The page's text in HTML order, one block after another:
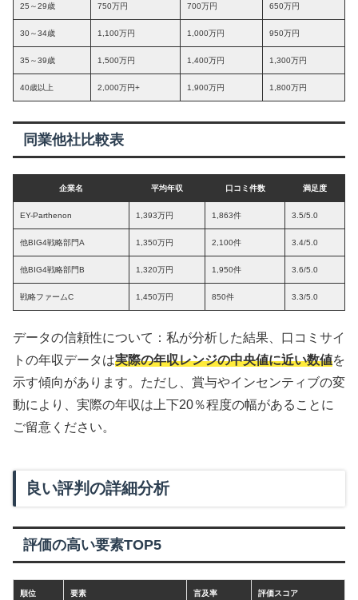
25～29歳 750万円 700万円 650万円
30～34歳 1,100万円 1,000万円 950万円
35～39歳 1,500万円 1,400万円 1,300万円
40歳以上 2,000万円+ 1,900万円 1,800万円
同業他社比較表
企業名 平均年収 口コミ件数 満足度
EY-Parthenon 1,393万円 1,863件 3.5/5.0
他BIG4戦略部門A 1,350万円 2,100件 3.4/5.0
他BIG4戦略部門B 1,320万円 1,950件 3.6/5.0
戦略ファームC 1,450万円 850件 3.3/5.0
データの信頼性について：私が分析した結果、口コミサイ
トの年収データは実際の年収レンジの中央値に近い数値を
示す傾向があります。ただし、賞与やインセンティブの変
動により、実際の年収は上下20％程度の幅があることに
ご留意ください。
良い評判の詳細分析
評価の高い要素TOP5
順位 要素 言及率 評価スコア